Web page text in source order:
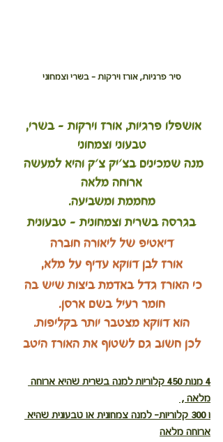
סיר פרגיות, אורז וירקות - בשרי וצמחוני
אושפלו פרגיות, אורז וירקות - בשרי,
טבעוני וצמחוני
מנה שמכינים בצ'יק צ'ק והיא למעשה
ארוחה מלאה
מחממת ומשביעה.
בגרסה בשרית וצמחונית - טבעונית
דיאטיפ של ליאורה חוברה
אורז לבן דווקא עדיף על מלא,
כי האורז גדל באדמת ביצות שיש בה
חומר רעיל בשם ארסן.
הוא דווקא מצטבר יותר בקליפות.
לכן חשוב גם לשטוף את האורז היטב
4 מנות 450 קלוריות למנה בשרית שהיא ארוחה
מלאה ,
ו 300 קלוריות- למנה צמחונית או טבעונית שהיא
ארוחה מלאה